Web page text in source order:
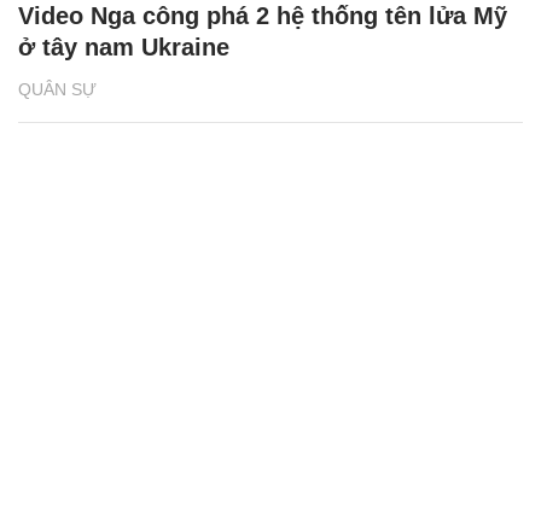
QUÂN SỰ
Video Nga công phá 2 hệ thống tên lửa Mỹ
ở tây nam Ukraine